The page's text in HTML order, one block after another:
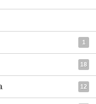
1
18
12